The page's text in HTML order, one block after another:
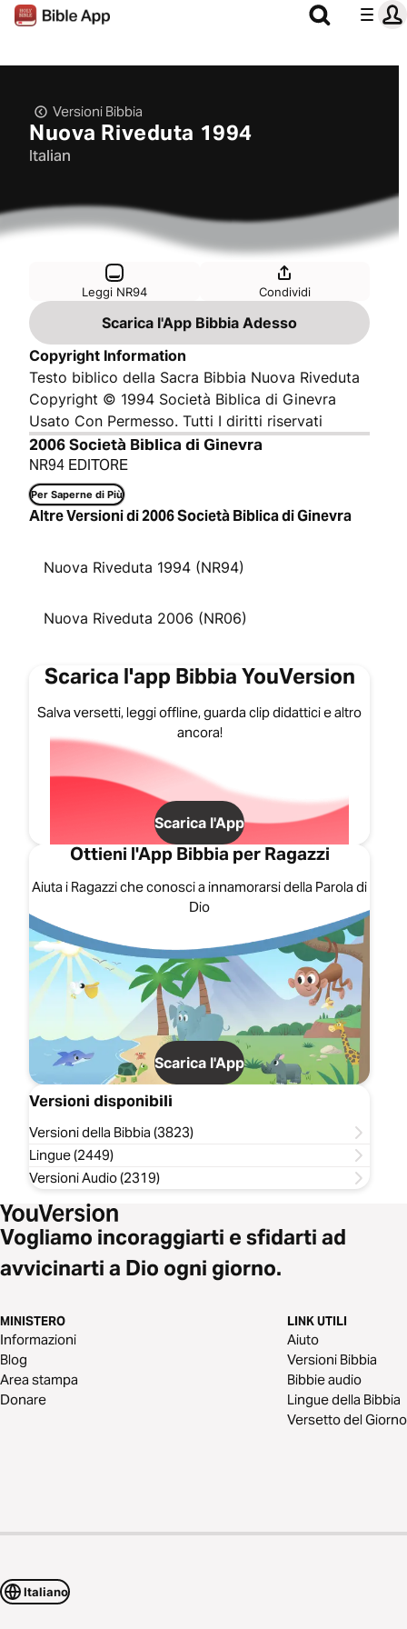
Versioni Bibbia
Nuova Riveduta 1994
Italian
Leggi NR94 Condividi
Scarica l'App Bibbia Adesso
Copyright Information
Testo biblico della Sacra Bibbia Nuova Riveduta
Copyright © 1994 Società Biblica di Ginevra
Usato Con Permesso. Tutti I diritti riservati
2006 Società Biblica di Ginevra
NR94 EDITORE
Per Saperne di Più
Altre Versioni di 2006 Società Biblica di Ginevra
Nuova Riveduta 1994 (NR94)
Nuova Riveduta 2006 (NR06)
Scarica l'app Bibbia YouVersion
Salva versetti, leggi offline, guarda clip didattici e altro
ancora!
Scarica l'App
Ottieni l'App Bibbia per Ragazzi
Aiuta i Ragazzi che conosci a innamorarsi della Parola di
Dio
Scarica l'App
Versioni disponibili
Versioni della Bibbia (3823)
Lingue (2449)
Versioni Audio (2319)
Vogliamo incoraggiarti e sfidarti ad
avvicinarti a Dio ogni giorno.
MINISTERO
Informazioni
Blog
Area stampa
Donare
LINK UTILI
Aiuto
Versioni Bibbia
Bibbie audio
Lingue della Bibbia
Versetto del Giorno
Italiano